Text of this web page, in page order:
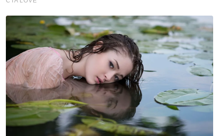
PM Thai tolak spekulasi buli
GLOBAL
Buka Selat Hormuz: Iran
kemuka syarat